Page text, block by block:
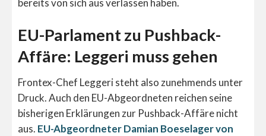
bereits von sich aus verlassen haben.
EU-Parlament zu Pushback-
Affäre: Leggeri muss gehen
Frontex-Chef Leggeri steht also zunehmends unter
Druck. Auch den EU-Abgeordneten reichen seine
bisherigen Erklärungen zur Pushback-Affäre nicht
aus. EU-Abgeordneter Damian Boeselager von